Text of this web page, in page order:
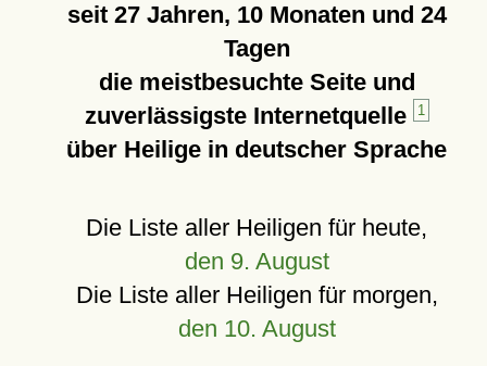
seit 27 Jahren, 10 Monaten und 24
Tagen
die meistbesuchte Seite und
zuverlässigste Internetquelle
1
über Heilige in deutscher Sprache
Die Liste aller Heiligen für heute,
den 9. August
Die Liste aller Heiligen für morgen,
den 10. August